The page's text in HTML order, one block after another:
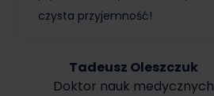
czysta przyjemność!
Tadeusz Oleszczuk
Doktor nauk medycznych